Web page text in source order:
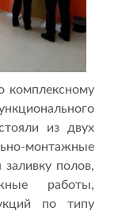
комплексному
из двух
монтажные
полов,
работы,
по типу